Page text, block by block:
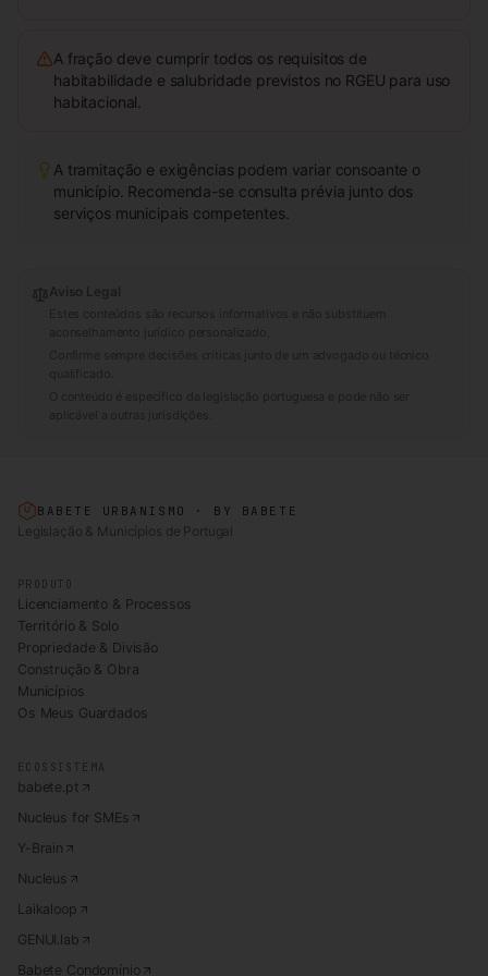
A fração deve cumprir todos os requisitos de
habitabilidade e salubridade previstos no RGEU para uso
habitacional.
A tramitação e exigências podem variar consoante o
município. Recomenda-se consulta prévia junto dos
serviços municipais competentes.
Aviso Legal
Estes conteúdos são recursos informativos e não substituem
aconselhamento jurídico personalizado.
Confirme sempre decisões críticas junto de um advogado ou técnico
qualificado.
O conteúdo é específico da legislação portuguesa e pode não ser
aplicável a outras jurisdições.
BABETE URBANISMO · BY BABETE
Legislação & Municípios de Portugal
PRODUTO
Licenciamento & Processos
Território & Solo
Propriedade & Divisão
Construção & Obra
Municípios
Os Meus Guardados
ECOSSISTEMA
babete.pt
Nucleus for SMEs
Y-Brain
Nucleus
Laikaloop
GENUI.lab
Babete Condomínio